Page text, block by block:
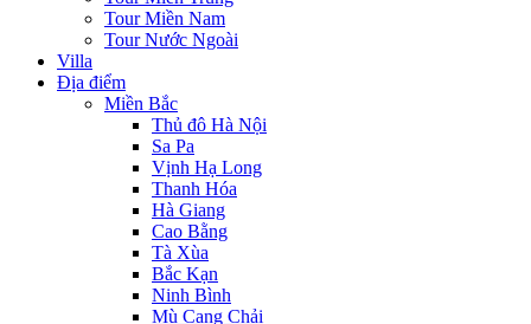
Tour Miền Nam
Tour Nước Ngoài
Villa
Địa điểm
Miền Bắc
Thủ đô Hà Nội
Sa Pa
Vịnh Hạ Long
Thanh Hóa
Hà Giang
Cao Bằng
Tà Xùa
Bắc Kạn
Ninh Bình
Mù Cang Chải